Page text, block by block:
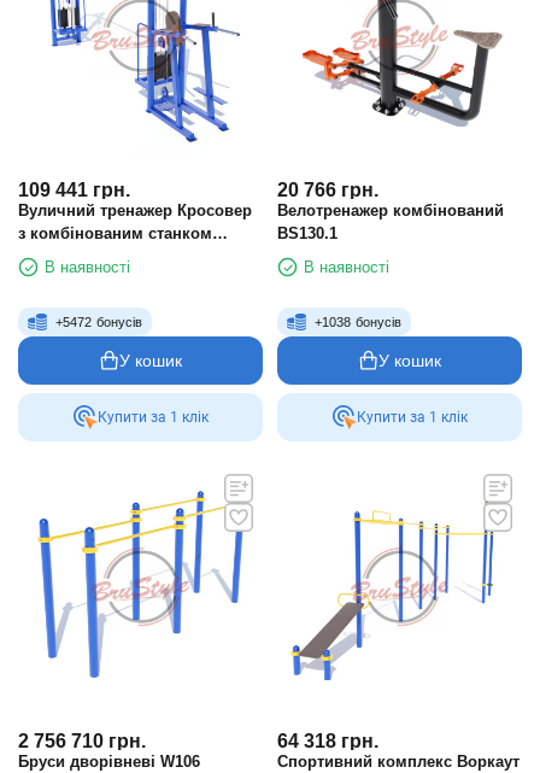
109 441 грн.
Вуличний тренажер Кросовер
з комбінованим станком
SG155.1
В наявності
+5472 бонусів
У кошик
Купити за 1 клiк
20 766 грн.
Велотренажер комбінований
BS130.1
В наявності
+1038 бонусів
У кошик
Купити за 1 клiк
2 756 710 грн.
Бруси дворівневі W106
64 318 грн.
Спортивний комплекс Воркаут